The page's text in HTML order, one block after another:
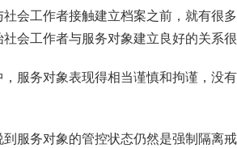
社会工作者接触建立档案之前，就有很
会工作者与服务对象建立良好的关系
服务对象表现得相当谨慎和拘谨，没
服务对象的管控状态仍然是强制隔离